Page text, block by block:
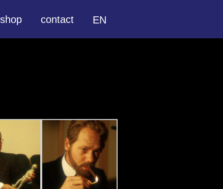
contact EN